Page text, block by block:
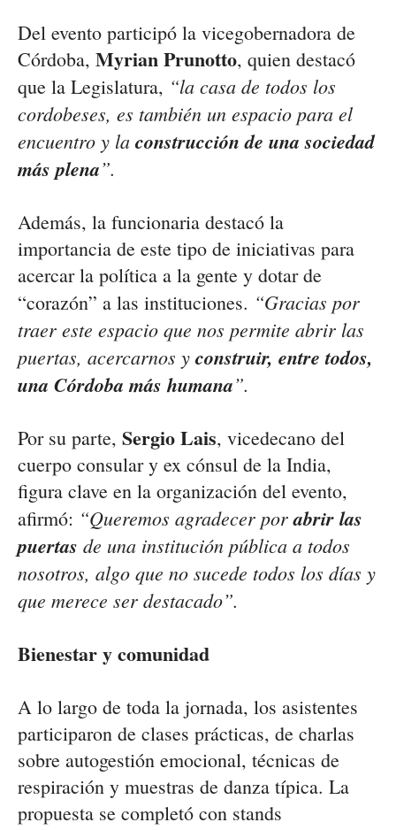
Del evento participó la vicegobernadora de
Córdoba, Myrian Prunotto, quien destacó
que la Legislatura, “la casa de todos los
cordobeses, es también un espacio para el
encuentro y la construcción de una sociedad
más plena”.
Además, la funcionaria destacó la
importancia de este tipo de iniciativas para
acercar la política a la gente y dotar de
“corazón” a las instituciones. “Gracias por
traer este espacio que nos permite abrir las
puertas, acercarnos y construir, entre todos,
una Córdoba más humana”.
Por su parte, Sergio Lais, vicedecano del
cuerpo consular y ex cónsul de la India,
figura clave en la organización del evento,
afirmó: “Queremos agradecer porabrir las
puertas de una institución pública a todos
nosotros, algo que no sucede todos los días y
que merece ser destacado”.
Bienestar y comunidad
A lo largo de toda la jornada, los asistentes
participaron de clases prácticas, de charlas
sobre autogestión emocional, técnicas de
respiración y muestras de danza típica. La
propuesta se completó con stands